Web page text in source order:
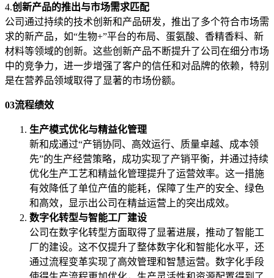
4.创新产品的推出与市场需求匹配
公司通过持续的技术创新和产品研发，推出了多个符合市场需
求的新产品，如“生物+”平台的布局、蛋氨酸、香精香料、新
材料等领域的创新。这些创新产品不断提升了公司在细分市场
中的竞争力，进一步增强了客户的信任和对品牌的依赖，特别
是在营养品领域取得了显著的市场份额。
03流程绩效
生产模式优化与精益化管理
新和成通过“产销协同、高效运行、质量卓越、成本领
先”的生产经营策略，成功实现了产销平衡，并通过持续
优化生产工艺和精益化管理提升了运营效率。这一措施
有效降低了单位产值的能耗，保障了生产的安全、绿色
和高效，显示出公司在精益运营上的突出成效。
数字化转型与智能工厂建设
公司在数字化转型方面取得了显著进展，推动了智能工
厂的建设。这不仅提升了整体数字化和智能化水平，还
通过流程变革实现了高效管理和智慧运营。数字化手段